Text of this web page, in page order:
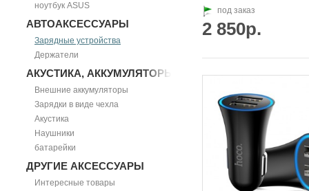
ноутбук ASUS
АВТОАКСЕССУАРЫ
Зарядные устройства
Держатели
АКУСТИКА, АККУМУЛЯТОРЫ
Внешние аккумуляторы
Зарядки в виде чехла
Акустика
Наушники
батарейки
ДРУГИЕ АКСЕССУАРЫ
Интересные товары
под заказ
2 850р.